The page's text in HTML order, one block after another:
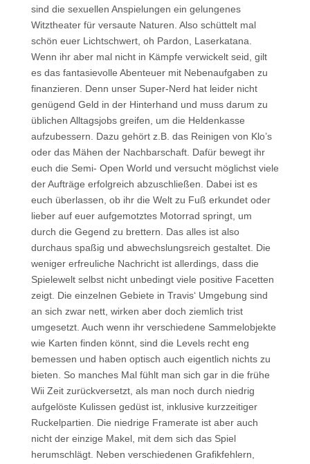
sind die sexuellen Anspielungen ein gelungenes
Witztheater für versaute Naturen. Also schüttelt mal
schön euer Lichtschwert, oh Pardon, Laserkatana.
Wenn ihr aber mal nicht in Kämpfe verwickelt seid, gilt
es das fantasievolle Abenteuer mit Nebenaufgaben zu
finanzieren. Denn unser Super-Nerd hat leider nicht
genügend Geld in der Hinterhand und muss darum zu
üblichen Alltagsjobs greifen, um die Heldenkasse
aufzubessern. Dazu gehört z.B. das Reinigen von Klo’s
oder das Mähen der Nachbarschaft. Dafür bewegt ihr
euch die Semi- Open World und versucht möglichst viele
der Aufträge erfolgreich abzuschließen. Dabei ist es
euch überlassen, ob ihr die Welt zu Fuß erkundet oder
lieber auf euer aufgemotztes Motorrad springt, um
durch die Gegend zu brettern. Das alles ist also
durchaus spaßig und abwechslungsreich gestaltet. Die
weniger erfreuliche Nachricht ist allerdings, dass die
Spielewelt selbst nicht unbedingt viele positive Facetten
zeigt. Die einzelnen Gebiete in Travis‘ Umgebung sind
an sich zwar nett, wirken aber doch ziemlich trist
umgesetzt. Auch wenn ihr verschiedene Sammelobjekte
wie Karten finden könnt, sind die Levels recht eng
bemessen und haben optisch auch eigentlich nichts zu
bieten. So manches Mal fühlt man sich gar in die frühe
Wii Zeit zurückversetzt, als man noch durch niedrig
aufgelöste Kulissen gedüst ist, inklusive kurzzeitiger
Ruckelpartien. Die niedrige Framerate ist aber auch
nicht der einzige Makel, mit dem sich das Spiel
herumschlägt. Neben verschiedenen Grafikfehlern,